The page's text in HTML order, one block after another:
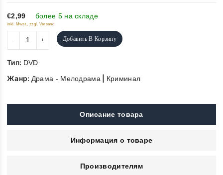
of
5
€2,99 более 5 на складе
inkl. Mwst., zzgl. Versand
Добавить В Корзину
Тип: DVD
Жанр: Драма - Мелодрама Криминал
Описание товара
Информация о товаре
Производителям